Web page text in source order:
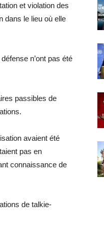
et violation des
dans le lieu où elle
n’ont pas été
passibles de
avaient été
pas en
connaissance de
de talkie-